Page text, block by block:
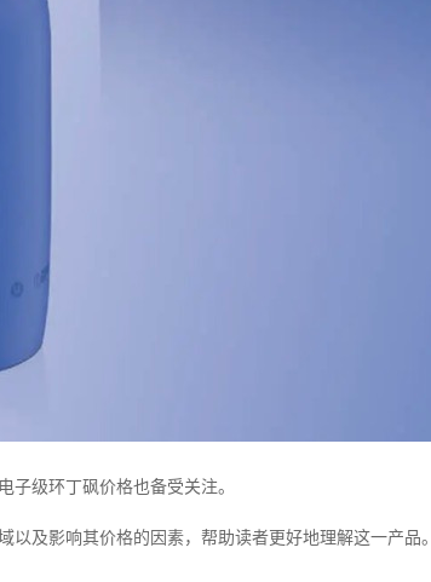
子级环丁砜价格也备受关注。
以及影响其价格的因素，帮助读者更好地理解这一产品。